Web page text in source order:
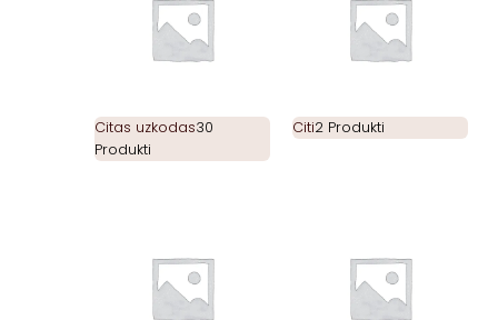
Citas uzkodas30
Produkti
Citi2 Produkti